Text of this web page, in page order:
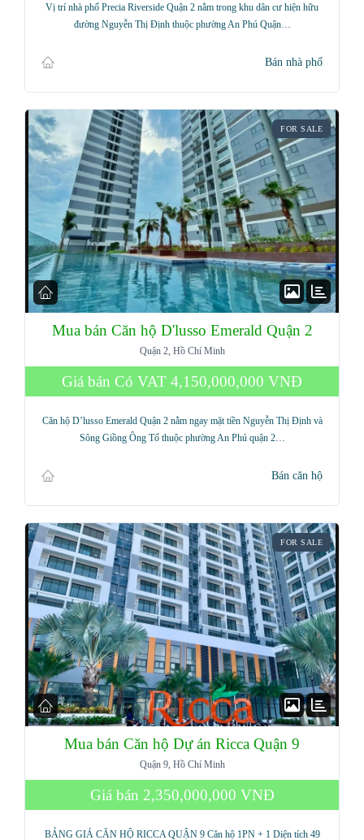
Vị trí nhà phố Precia Riverside Quận 2 nằm trong khu dân cư hiện hữu
đường Nguyễn Thị Định thuộc phường An Phú Quận…
Bán nhà phố
FOR SALE
Mua bán Căn hộ D'lusso Emerald Quận 2
Quận 2, Hồ Chí Minh
Giá bán Có VAT 4,150,000,000 VNĐ
Căn hộ D’lusso Emerald Quận 2 nằm ngay mặt tiền Nguyễn Thị Định và
Sông Giồng Ông Tố thuộc phường An Phú quận 2…
Bán căn hộ
FOR SALE
Mua bán Căn hộ Dự án Ricca Quận 9
Quận 9, Hồ Chí Minh
Giá bán 2,350,000,000 VNĐ
BẢNG GIÁ CĂN HỘ RICCA QUẬN 9 Căn hộ 1PN + 1 Diện tích 49